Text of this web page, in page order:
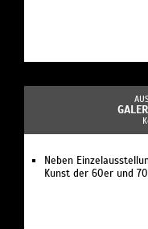
Neben
Kunst der 60er und